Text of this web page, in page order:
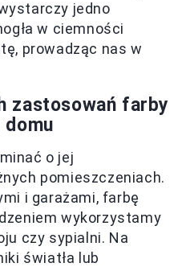
jedno
w ciemności
prowadząc nas w
zastosowań farby
o jej
pomieszczeniach.
i garażami, farbę
wykorzystamy
czy sypialni. Na
światła lub